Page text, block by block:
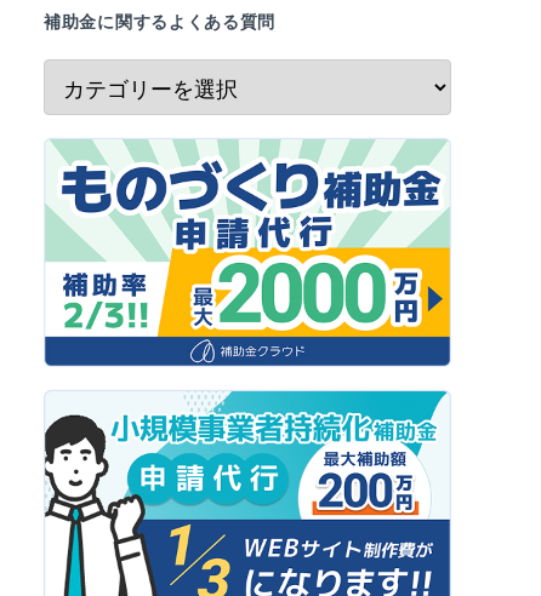
補助金に関するよくある質問